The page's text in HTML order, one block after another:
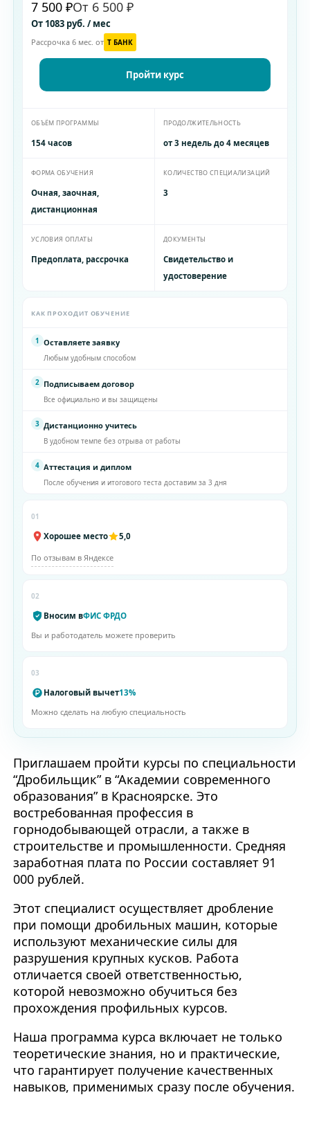
7 500 ₽От 6 500 ₽
От 1083 руб. / мес
Рассрочка 6 мес. от T БАНК
Пройти курс
ОБЪЁМ ПРОГРАММЫ
154 часов
ПРОДОЛЖИТЕЛЬНОСТЬ
от 3 недель до 4 месяцев
ФОРМА ОБУЧЕНИЯ
Очная, заочная,
дистанционная
КОЛИЧЕСТВО СПЕЦИАЛИЗАЦИЙ
3
УСЛОВИЯ ОПЛАТЫ
Предоплата, рассрочка
ДОКУМЕНТЫ
Свидетельство и
удостоверение
КАК ПРОХОДИТ ОБУЧЕНИЕ
1 Оставляете заявку
Любым удобным способом
2 Подписываем договор
Все официально и вы защищены
3 Дистанционно учитесь
В удобном темпе без отрыва от работы
4 Аттестация и диплом
После обучения и итогового теста доставим за 3 дня
01
Хорошее место 5,0
По отзывам в Яндексе
02
Вносим вФИС ФРДО
Вы и работодатель можете проверить
03
Налоговый вычет13%
Можно сделать на любую специальность
Приглашаем пройти курсы по специальности
“Дробильщик” в “Академии современного
образования” в Красноярске. Это
востребованная профессия в
горнодобывающей отрасли, а также в
строительстве и промышленности. Средняя
заработная плата по России составляет 91
000 рублей.
Этот специалист осуществляет дробление
при помощи дробильных машин, которые
используют механические силы для
разрушения крупных кусков. Работа
отличается своей ответственностью,
которой невозможно обучиться без
прохождения профильных курсов.
Наша программа курса включает не только
теоретические знания, но и практические,
что гарантирует получение качественных
навыков, применимых сразу после обучения.